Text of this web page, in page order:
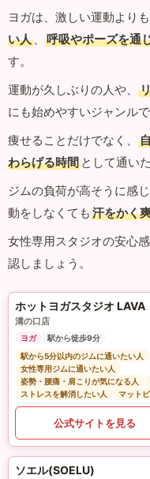
ヨガは、激しい運動よりも
い人 、 呼吸やポーズを通
す。
運動が久しぶりの人や、
にも始めやすいジャンルで
痩せることだけでなく、
わらげる時間 として通い
ジムの負荷が高そうに感
動をしなくても 汗をかく
女性専用スタジオの安心
認しましょう。
ホットヨガスタジオ LAVA
溝の口店
ヨガ
駅から徒歩9分
駅から5分以内のジムに通いたい人
女性専用ジムに通いたい人
姿勢・腰痛・肩こりが気になる人
ストレスを解消したい人
マット
公式サイトを見る
ソエル(SOELU)